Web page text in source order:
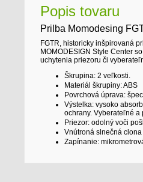
Popis tovaru
Prilba Momodesing
FGTR, historicky inšpirovaná
MOMODESIGN Style Center
uchytenia priezoru či
Škrupina: 2 veľkosti.
Materiál škrupiny: ABS
Povrchová úprava:
Výstelka: vysoko
ochrany. Vyberateľné
Priezor: odolný voči
Vnútroná slnečná
Zapínanie: